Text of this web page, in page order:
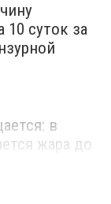
10 суток за
в
жара до